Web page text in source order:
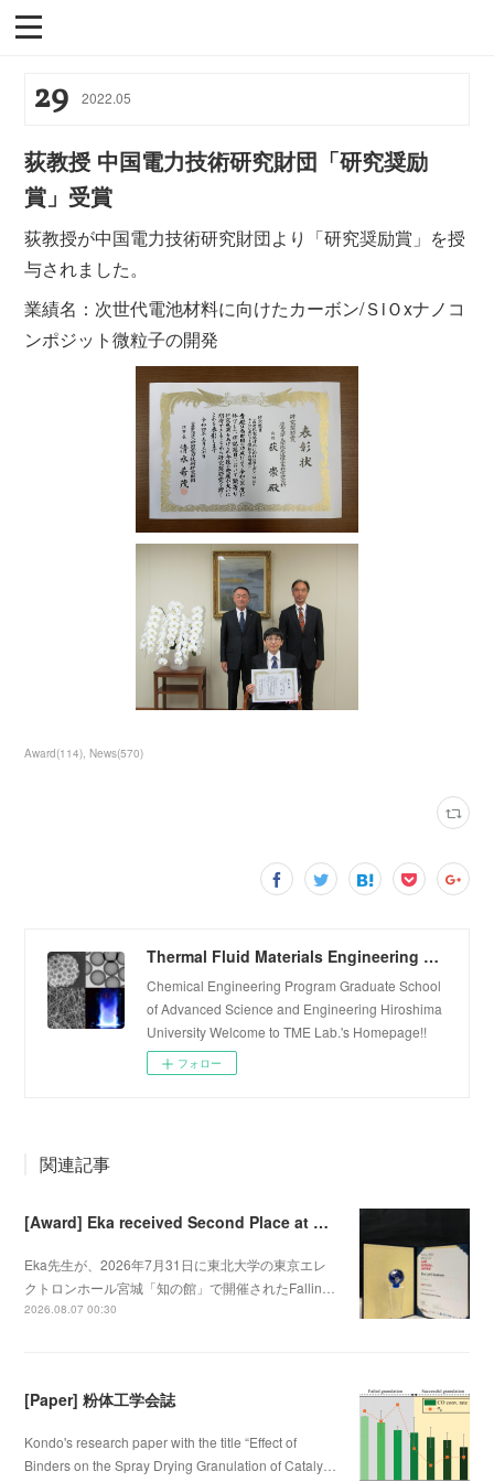
29 2022.05
荻教授 中国電力技術研究財団「研究奨励
賞」受賞
荻教授が中国電力技術研究財団より「研究奨励賞」を授
与されました。
業績名：次世代電池材料に向けたカーボン/ＳiＯxナノコ
ンポジット微粒子の開発
Award(114) News(570)
Thermal Fluid Materials Engineering Laboratory
Chemical Engineering Program Graduate School
of Advanced Science and Engineering Hiroshima
University Welcome to TME Lab.'s Homepage!!
フォロー
関連記事
[Award] Eka received Second Place at Falling Walls Lab Sendai 2026
Eka先生が、2026年7月31日に東北大学の東京エレ
クトロンホール宮城「知の館」で開催されたFallin…
2026.08.07 00:30
[Paper] 粉体工学会誌
Kondo's research paper with the title “Effect of
Binders on the Spray Drying Granulation of Cataly…